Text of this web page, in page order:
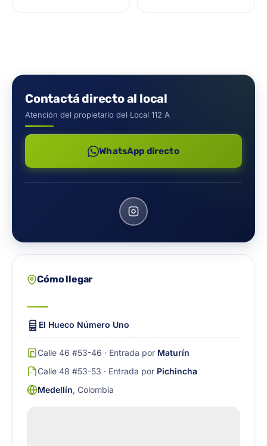
Contactá directo al local
Atención del propietario del Local 112 A
WhatsApp directo
Cómo llegar
El Hueco Número Uno
Calle 46 #53-46 · Entrada por Maturín
Calle 48 #53-53 · Entrada por Pichincha
Medellín, Colombia